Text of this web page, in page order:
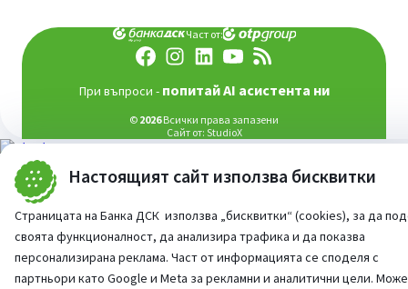
Настоящият сайт използва бисквитки
Страницата на Банка ДСК използва „бисквитки“ (cookies), за да
своята функционалност, да анализира трафика и да показва
персонализирана реклама. Част от информацията се споделя с
партньори като Google и Meta за рекламни и аналитични цели.
Част от:
При въпроси - попитай AI асистента ни
© 2026Всички права запазени
Сайт от: StudioX